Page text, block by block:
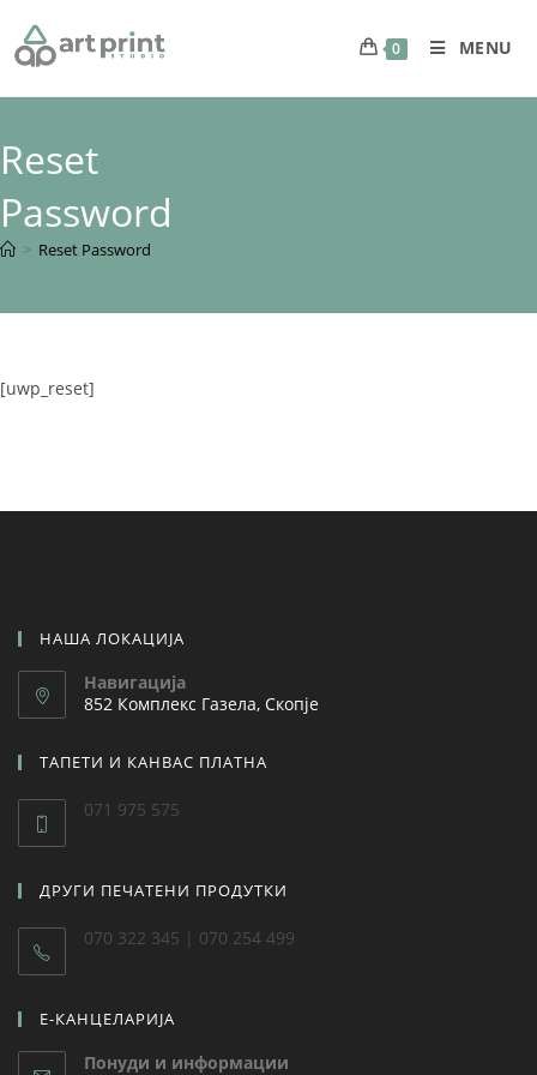
0 MENU
Reset
Password
> Reset Password
[uwp_reset]
НАША ЛОКАЦИЈА
Навигација
852 Комплекс Газела, Скопје
ТАПЕТИ И КАНВАС ПЛАТНА
071 975 575
ДРУГИ ПЕЧАТЕНИ ПРОДУТКИ
070 322 345 | 070 254 499
Е-КАНЦЕЛАРИЈА
Понуди и информации